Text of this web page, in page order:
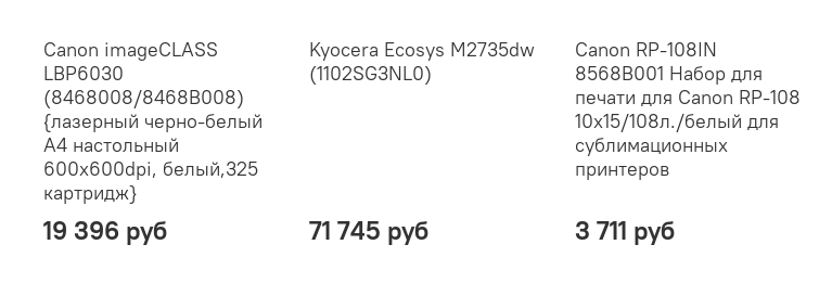
Canon imageCLASS
LBP6030
(8468008/8468B008)
{лазерный черно-белый
A4 настольный
600x600dpi, белый,325
картридж}
19 396 руб
Kyocera Ecosys M2735dw
(1102SG3NL0)
71 745 руб
Canon RP-108IN
8568B001 Набор для
печати для Canon RP-108
10x15/108л./белый для
сублимационных
принтеров
3 711 руб